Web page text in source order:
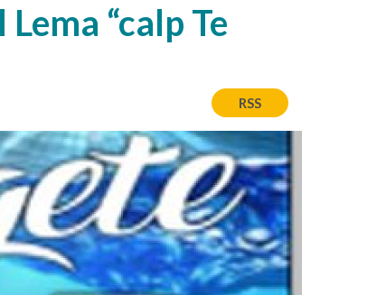
“calp Te
RSS